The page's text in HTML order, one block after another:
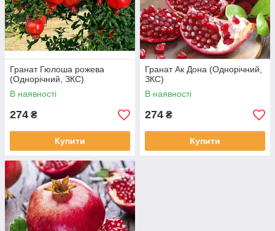
Гранат Гюлоша рожева
(Однорічний, ЗКС)
В наявності
274 ₴
Купити
Гранат Ак Дона (Однорічний,
ЗКС)
В наявності
274 ₴
Купити